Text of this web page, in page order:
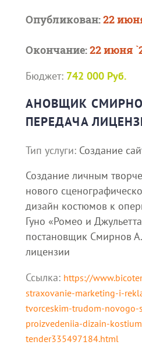
Опубликован:22
Окончание:22 июня
Бюджет: 742 000 Руб.
АНОВЩИК
ПЕРЕДАЧА
Тип услуги: Создание
Создание личным
нового
дизайн костюмов к
Гуно «Ромео и
постановщик Смирнов
лицензии
Ссылка: https://
straxovanie-marketing-i-
tvorceskim-trudom-novogo-
proizvedeniia-dizain-
tender335497184.html